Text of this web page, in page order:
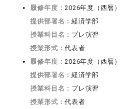
履修年度：2026年度（西暦）
提供部署名：経済学部
授業科目名： プレ演習
授業形式：代表者
履修年度：2026年度（西暦）
提供部署名：経済学部
授業科目名： プレ演習
授業形式：代表者